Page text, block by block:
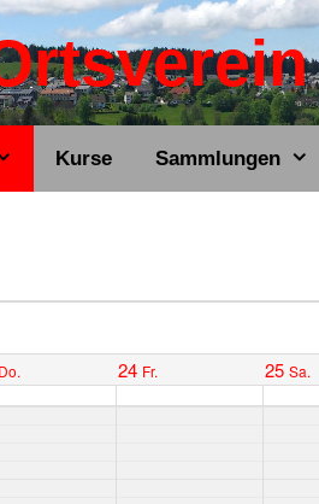
Kurse Sammlungen
Do. 24 Fr. 25 Sa.